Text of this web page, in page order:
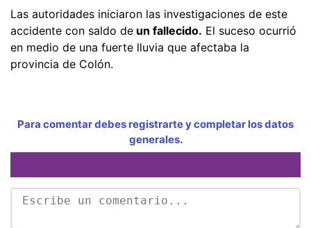
Las autoridades iniciaron las investigaciones de este
accidente con saldo de un fallecido. El suceso ocurrió
en medio de una fuerte lluvia que afectaba la
provincia de Colón.
Para comentar debes registrarte y completar los datos
generales.